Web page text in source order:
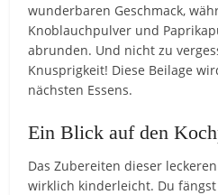
wunderbaren Geschmack,
Knoblauchpulver und
abrunden. Und nicht zu
Knusprigkeit! Diese Beilage
nächsten Essens.
Ein Blick auf den
Das Zubereiten dieser
wirklich kinderleicht. Du